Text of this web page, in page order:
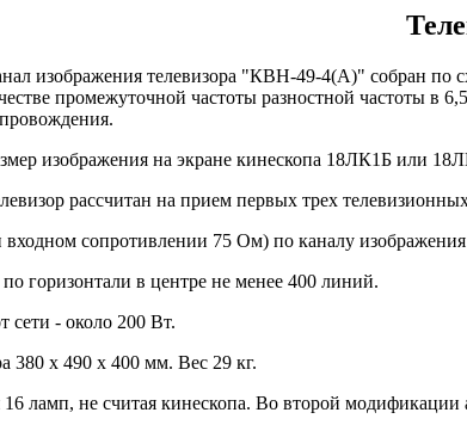
изображения телевизора "КВН-49-4(А)" собран по
промежуточной частоты разностной частоты в
изображения на экране кинескопа 18ЛК1Б или
рассчитан на прием первых трех
входном сопротивлении 75 Ом) по каналу
горизонтали в центре не менее 400 линий.
сети - около 200 Вт.
380 х 490 х 400 мм. Вес 29 кг.
16 ламп, не считая кинескопа. Во второй